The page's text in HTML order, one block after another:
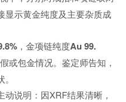
显示黄金纯度及主要杂质成
，金项链纯度Au 99.
或包金情况。鉴定师告知，
动说明：因XRF结果清晰，